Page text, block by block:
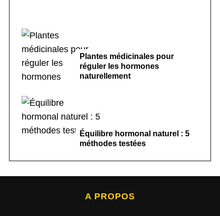
Plantes médicinales pour
réguler les hormones
naturellement
Équilibre hormonal naturel : 5
méthodes testées
A PROPOS